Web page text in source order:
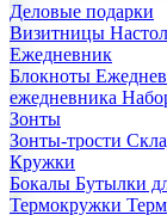
Деловые подарки
Визитницы
Ежедневник
Блокноты
ежедневника
Зонты
Зонты-трости
Кружки
Бокалы Бутылки
Термокружки